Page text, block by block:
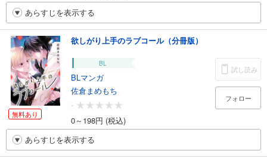
あらすじを表示する
無料あり
欲しがり上手のラブコール（分冊版）
BL
BLマンガ
佐倉まめもち
-
0～198円 (税込)
試し読み
フォロー
あらすじを表示する